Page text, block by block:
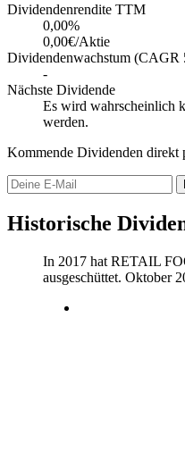
Dividendenrendite TTM
0,00%
0,00€/Aktie
Dividendenwachstum (CAGR
-
Nächste Dividende
Es wird wahrscheinlich
werden.
Kommende Dividenden direkt
Historische
In 2017 hat RETAIL
ausgeschüttet. Oktober